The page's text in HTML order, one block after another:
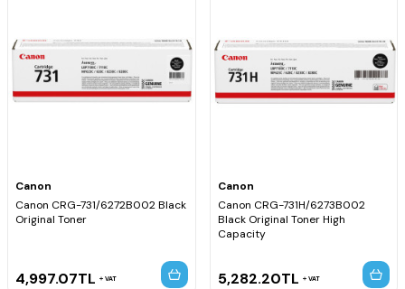
Baskı Teknolojisi:
Lazer
Canon CRG-731 toner serisi ile uyumludur.
Toner kartuşunun yazıcı tarafından tanınmasını sağlar.
Toner yenileme işlemleri için ekonomik çözümdür.
Kolay montaj ve güvenilir kullanım sunar.
Canon i-SENSYS MF-623cn
Canon i-SENSYS MF-624cdt
Canon i-SENSYS MF-624cw
Canon i-SENSYS MF-8280Cw
Canon
Canon CRG-731/6272B002 Black
Original Toner
4,997.07TL VAT
Canon
Canon CRG-731H/6273B002
Black Original Toner High
Capacity
5,282.20TL VAT